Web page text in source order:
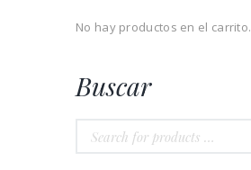
No hay productos en el carrito.
Buscar